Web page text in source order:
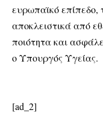
ευρωπαϊκό επίπεδο,
αποκλειστικά από
ποιότητα και
ο Υπουργός Υγείας.
[ad_2]